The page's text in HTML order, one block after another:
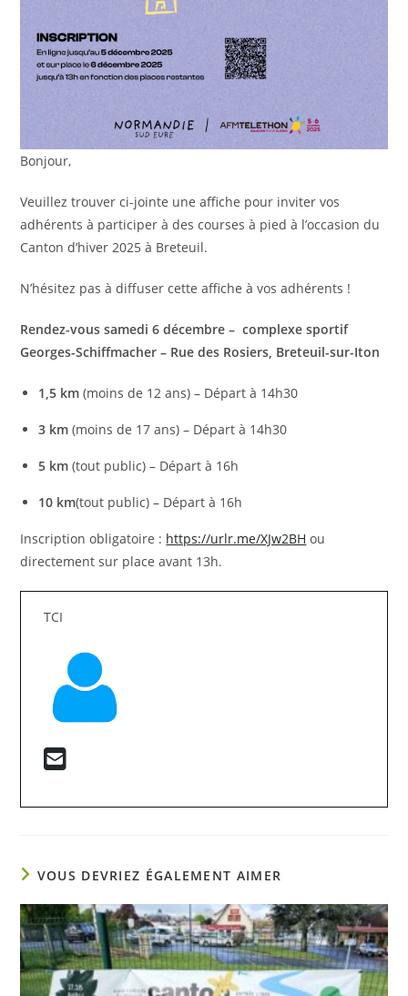
Bonjour,
Veuillez trouver ci-jointe une affiche pour inviter vos
adhérents à participer à des courses à pied à l’occasion du
Canton d’hiver 2025 à Breteuil.
N’hésitez pas à diffuser cette affiche à vos adhérents !
Rendez-vous samedi 6 décembre – complexe sportif
Georges-Schiffmacher – Rue des Rosiers, Breteuil-sur-Iton
1,5 km (moins de 12 ans) – Départ à 14h30
3 km (moins de 17 ans) – Départ à 14h30
5 km (tout public) – Départ à 16h
10 km(tout public) – Départ à 16h
Inscription obligatoire : https://urlr.me/XJw2BH ou
directement sur place avant 13h.
TCI
VOUS DEVRIEZ ÉGALEMENT AIMER